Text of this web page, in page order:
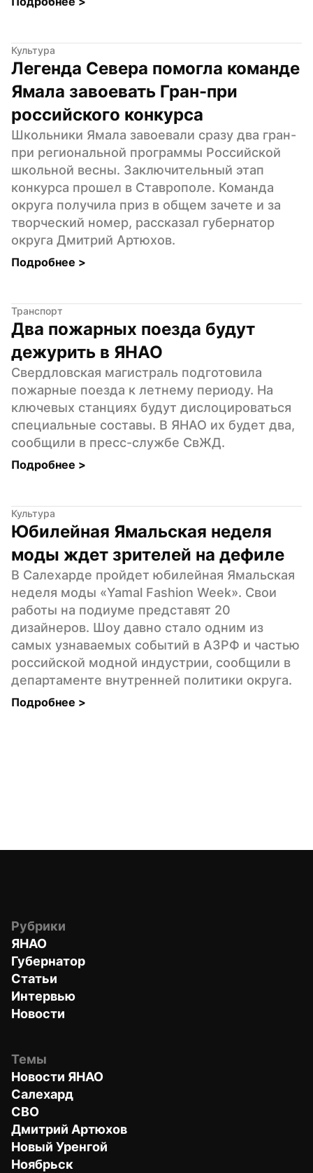
Культура
Легенда Севера помогла команде
Ямала завоевать Гран-при
российского конкурса
Школьники Ямала завоевали сразу два гран-
при региональной программы Российской
школьной весны. Заключительный этап
конкурса прошел в Ставрополе. Команда
округа получила приз в общем зачете и за
творческий номер, рассказал губернатор
округа Дмитрий Артюхов.
Подробнее >
Транспорт
Два пожарных поезда будут
дежурить в ЯНАО
Свердловская магистраль подготовила
пожарные поезда к летнему периоду. На
ключевых станциях будут дислоцироваться
специальные составы. В ЯНАО их будет два,
сообщили в пресс-службе СвЖД.
Подробнее >
Культура
Юбилейная Ямальская неделя
моды ждет зрителей на дефиле
В Салехарде пройдет юбилейная Ямальская
неделя моды «Yamal Fashion Week». Свои
работы на подиуме представят 20
дизайнеров. Шоу давно стало одним из
самых узнаваемых событий в АЗРФ и частью
российской модной индустрии, сообщили в
департаменте внутренней политики округа.
Подробнее >
Рубрики
ЯНАО
Губернатор
Статьи
Интервью
Новости
Темы
Новости ЯНАО
Салехард
СВО
Дмитрий Артюхов
Новый Уренгой
Ноябрьск